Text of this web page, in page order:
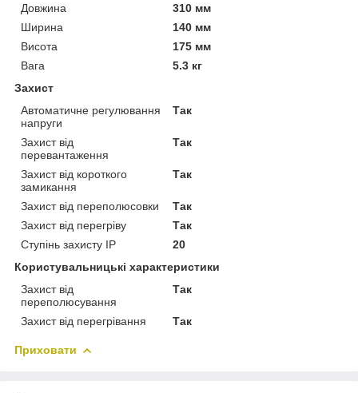
Довжина
310 мм
Ширина
140 мм
Висота
175 мм
Вага
5.3 кг
Захист
Автоматичне регулювання
напруги
Так
Захист від
перевантаження
Так
Захист від короткого
замикання
Так
Захист від переполюсовки
Так
Захист від перегріву
Так
Ступінь захисту IP
20
Користувальницькі характеристики
Захист від
переполюсування
Так
Захист від перегрівання Так
Приховати